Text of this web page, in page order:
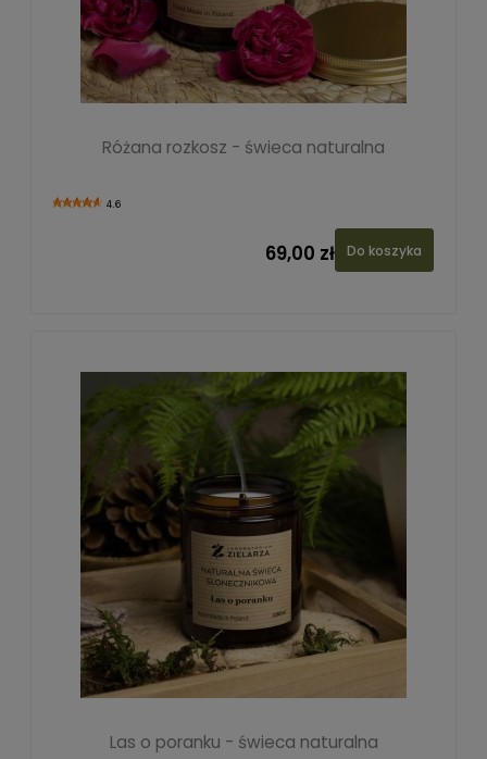
Różana rozkosz - świeca naturalna
4.6
69,00 zł Do koszyka
Las o poranku - świeca naturalna